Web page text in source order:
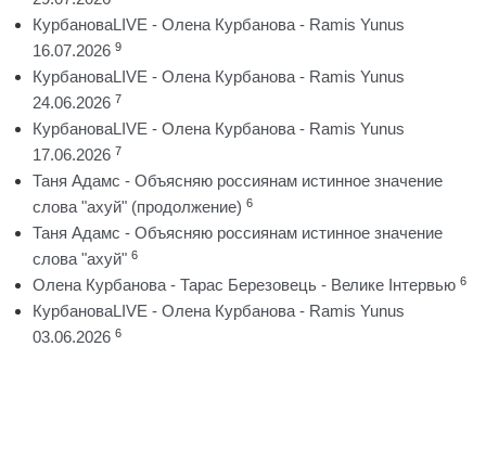
КурбановаLIVE - Олена Курбанова - Ramis Yunus
16.07.2026 9
КурбановаLIVE - Олена Курбанова - Ramis Yunus
24.06.2026 7
КурбановаLIVE - Олена Курбанова - Ramis Yunus
17.06.2026 7
Таня Адамс - Объясняю россиянам истинное значение
слова "ахуй" (продолжение) 6
Таня Адамс - Объясняю россиянам истинное значение
слова "ахуй" 6
Олена Курбанова - Тарас Березовець - Велике Інтервью 6
КурбановаLIVE - Олена Курбанова - Ramis Yunus
03.06.2026 6